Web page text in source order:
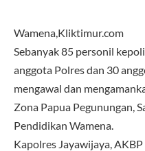
Wamena,Kliktimur.com
Sebanyak 85 personil
anggota Polres dan 30
mengawal dan
Zona Papua Pegunungan,
Pendidikan Wamena.
Kapolres Jayawijaya,